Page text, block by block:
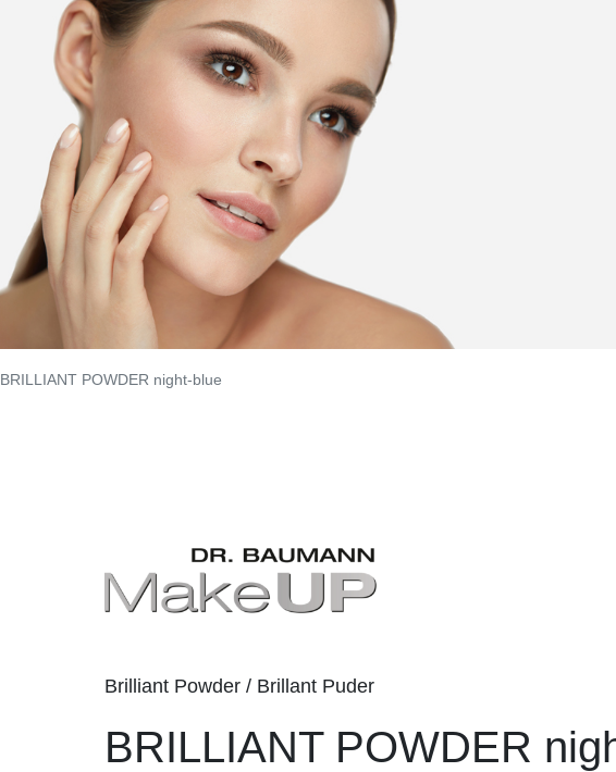
BRILLIANT POWDER night-blue
Brilliant Powder / Brillant Puder
BRILLIANT POWDER